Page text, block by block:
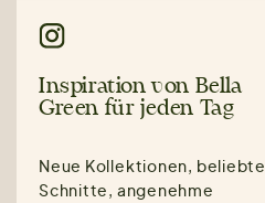
Inspiration von Bella
Green für jeden Tag
Neue Kollektionen, beliebte
Schnitte, angenehme